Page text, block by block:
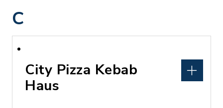
C
City Pizza Kebab
Haus